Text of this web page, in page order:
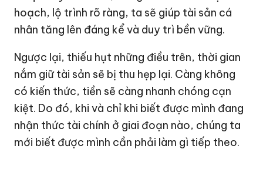
hoạch, lộ trình rõ ràng, ta sẽ giúp tài sản cá
nhân tăng lên đáng kể và duy trì bền vững.
Ngược lại, thiếu hụt những điều trên, thời gian
nắm giữ tài sản sẽ bị thu hẹp lại. Càng không
có kiến thức, tiền sẽ càng nhanh chóng cạn
kiệt. Do đó, khi và chỉ khi biết được mình đang
nhận thức tài chính ở giai đoạn nào, chúng ta
mới biết được mình cần phải làm gì tiếp theo.